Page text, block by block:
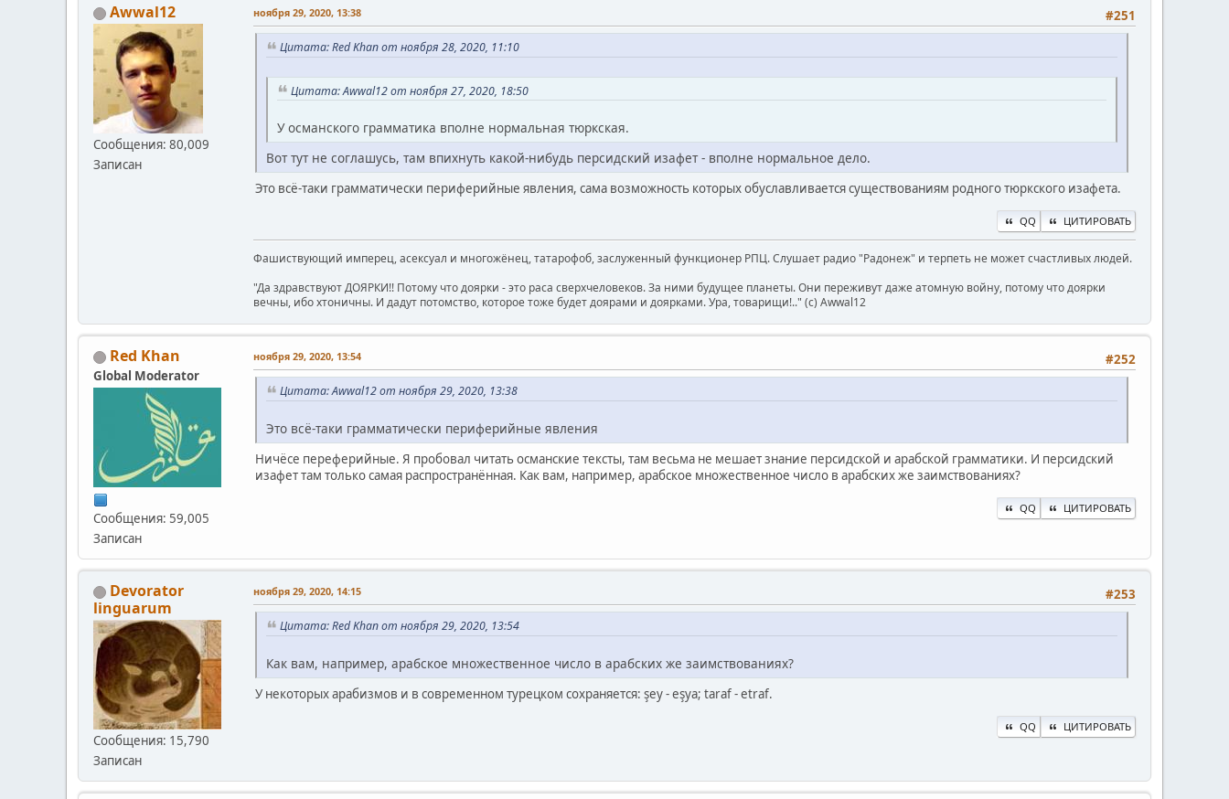
Awwal12
Сообщения: 80,009
Записан
#251
ноября 29, 2020, 13:38
Цитата: Red Khan от ноября 28, 2020, 11:10
Цитата: Awwal12 от ноября 27, 2020, 18:50
У османского грамматика вполне нормальная тюркская.
Вот тут не соглашусь, там впихнуть какой-нибудь персидский изафет - вполне нормальное дело.
Это всё-таки грамматически периферийные явления, сама возможность которых обуславливается существованиям родного тюркского изафета.
QQ ЦИТИРОВАТЬ
Фашиствующий имперец, асексуал и многожёнец, татарофоб, заслуженный функционер РПЦ. Слушает радио "Радонеж" и терпеть не может счастливых людей.
"Да здравствуют ДОЯРКИ!! Потому что доярки - это раса сверхчеловеков. За ними будущее планеты. Они переживут даже атомную войну, потому что доярки
вечны, ибо хтоничны. И дадут потомство, которое тоже будет доярами и доярками. Ура, товарищи!.." (c) Awwal12
Red Khan
Global Moderator
Сообщения: 59,005
Записан
#252
ноября 29, 2020, 13:54
Цитата: Awwal12 от ноября 29, 2020, 13:38
Это всё-таки грамматически периферийные явления
Ничёсе переферийные. Я пробовал читать османские тексты, там весьма не мешает знание персидской и арабской грамматики. И персидский
изафет там только самая распространённая. Как вам, например, арабское множественное число в арабских же заимствованиях?
QQ ЦИТИРОВАТЬ
Devorator
linguarum
Сообщения: 15,790
Записан
#253
ноября 29, 2020, 14:15
Цитата: Red Khan от ноября 29, 2020, 13:54
Как вам, например, арабское множественное число в арабских же заимствованиях?
У некоторых арабизмов и в современном турецком сохраняется: şey - eşya; taraf - etraf.
QQ ЦИТИРОВАТЬ